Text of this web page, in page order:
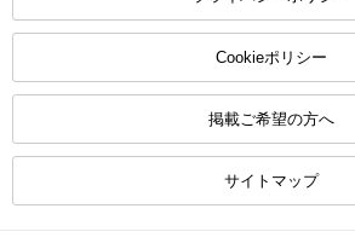
Cookieポリシー
掲載ご希望の方へ
サイトマップ